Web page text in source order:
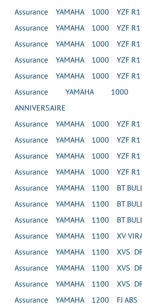
Assurance YAMAHA 1000 YZF R1
Assurance YAMAHA 1000 YZF R1
Assurance YAMAHA 1000 YZF R1
Assurance YAMAHA 1000 YZF R1
Assurance YAMAHA 1000 YZF R1
Assurance YAMAHA 1000
ANNIVERSAIRE
Assurance YAMAHA 1000 YZF R1
Assurance YAMAHA 1000 YZF R1
Assurance YAMAHA 1000 YZF R1
Assurance YAMAHA 1000 YZF R1
Assurance YAMAHA 1100 BT
Assurance YAMAHA 1100 BT
Assurance YAMAHA 1100 BT
Assurance YAMAHA 1100 XV
Assurance YAMAHA 1100 XVS
Assurance YAMAHA 1100 XVS
Assurance YAMAHA 1100 XVS
Assurance YAMAHA 1200 FJ ABS